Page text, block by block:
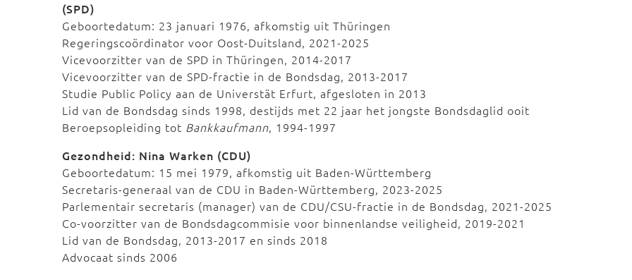
(SPD)
Geboortedatum: 23 januari 1976, afkomstig uit Thüringen
Regeringscoördinator voor Oost-Duitsland, 2021-2025
Vicevoorzitter van de SPD in Thüringen, 2014-2017
Vicevoorzitter van de SPD-fractie in de Bondsdag, 2013-2017
Studie Public Policy aan de Universtät Erfurt, afgesloten in 2013
Lid van de Bondsdag sinds 1998, destijds met 22 jaar het jongste Bondsdaglid ooit
Beroepsopleiding tot Bankkaufmann, 1994-1997
Gezondheid: Nina Warken (CDU)
Geboortedatum: 15 mei 1979, afkomstig uit Baden-Württemberg
Secretaris-generaal van de CDU in Baden-Württemberg, 2023-2025
Parlementair secretaris (manager) van de CDU/CSU-fractie in de Bondsdag, 2021-2025
Co-voorzitter van de Bondsdagcommisie voor binnenlandse veiligheid, 2019-2021
Lid van de Bondsdag, 2013-2017 en sinds 2018
Advocaat sinds 2006